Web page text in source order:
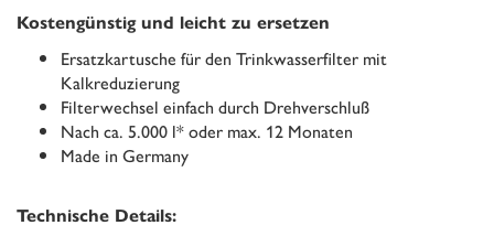
Kostengünstig und leicht zu ersetzen
Ersatzkartusche für den Trinkwasserfilter mit
Kalkreduzierung
Filterwechsel einfach durch Drehverschluß
Nach ca. 5.000 l* oder max. 12 Monaten
Made in Germany
Technische Details: